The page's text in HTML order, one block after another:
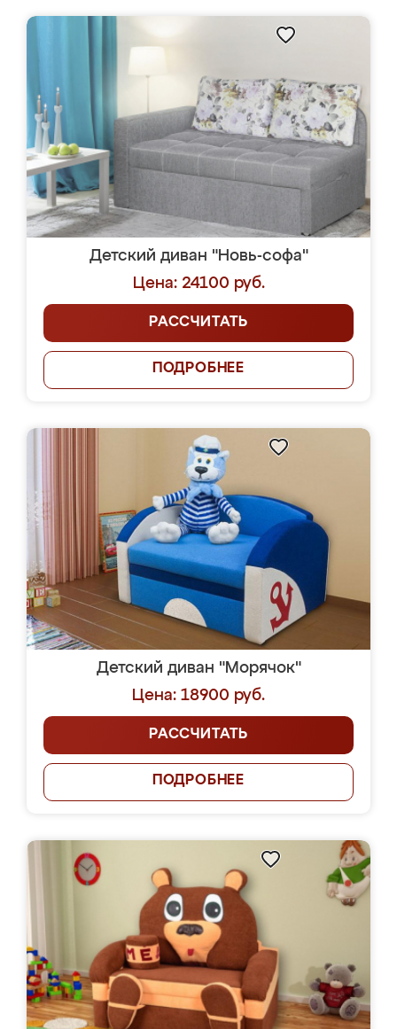
Детский диван "Новь-софа"
Цена: 24100 руб.
РАССЧИТАТЬ
ПОДРОБНЕЕ
Детский диван "Морячок"
Цена: 18900 руб.
РАССЧИТАТЬ
ПОДРОБНЕЕ